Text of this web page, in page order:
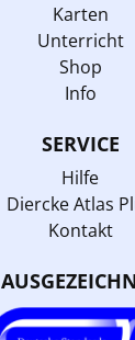
Karten
Unterricht
Shop
Info
SERVICE
Hilfe
Diercke Atlas
Kontakt